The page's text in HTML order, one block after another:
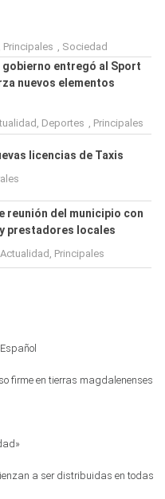
Principales , Sociedad
gobierno entregó al Sport
nuevos elementos
, Deportes , Principales
licencias de Taxis
reunión del municipio con
y prestadores locales
Actualidad , Principales
firme en tierras magdalenenses
a ser distribuidas en todas